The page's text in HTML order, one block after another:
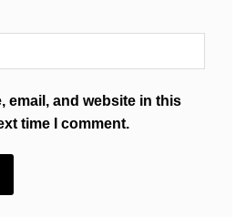
email, and website in this
time I comment.